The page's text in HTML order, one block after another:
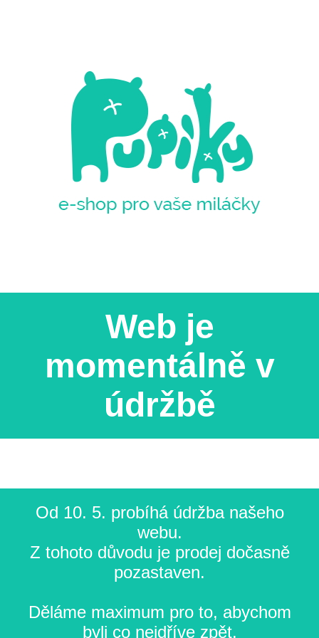
Web je
momentálně v
údržbě
Od 10. 5. probíhá údržba našeho
webu.
Z tohoto důvodu je prodej dočasně
pozastaven.
Děláme maximum pro to, abychom
byli co nejdříve zpět.